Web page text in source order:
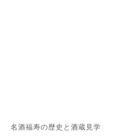
名酒福寿の歴史と酒蔵見学